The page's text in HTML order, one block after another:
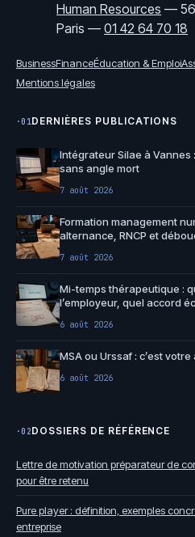
Human Resources —
Paris —01 42 64 70 18
BusinessFinanceÉducation & Emploi
Mentions légales
·01DERNIÈRES PUBLICATIONS
Intégrateur Silae à
sans angle mort
7 août 2026
Formation management
alternance, RNCP et
7 août 2026
Mi-temps thérapeutique :
l’employeur, quel accord
6 août 2026
MSA ou Urssaf : c’est
6 août 2026
·02DOSSIERS DE RÉFÉRENCE
Lettre de motivation préparateur de
pour être retenu
Pure player : définition, exemples
entreprise